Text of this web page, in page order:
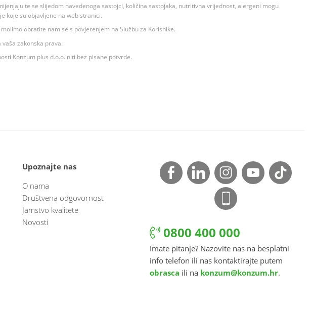
te se slijedom navedenoga sastojci, količina sastojaka, nutritivna vrijednost, alergeni mogu
koje su objavljene na web stranici.
obratite nam se s povjerenjem na Službu za Korisnike.
zakonska prava.
Konzum plus d.o.o. niti bez pisane potvrde.
Upoznajte nas
O nama
Društvena odgovornost
Jamstvo kvalitete
Novosti
0800 400 000
Imate pitanje? Nazovite nas na besplatni
info telefon ili nas kontaktirajte putem
obrasca ili na konzum@konzum.hr.